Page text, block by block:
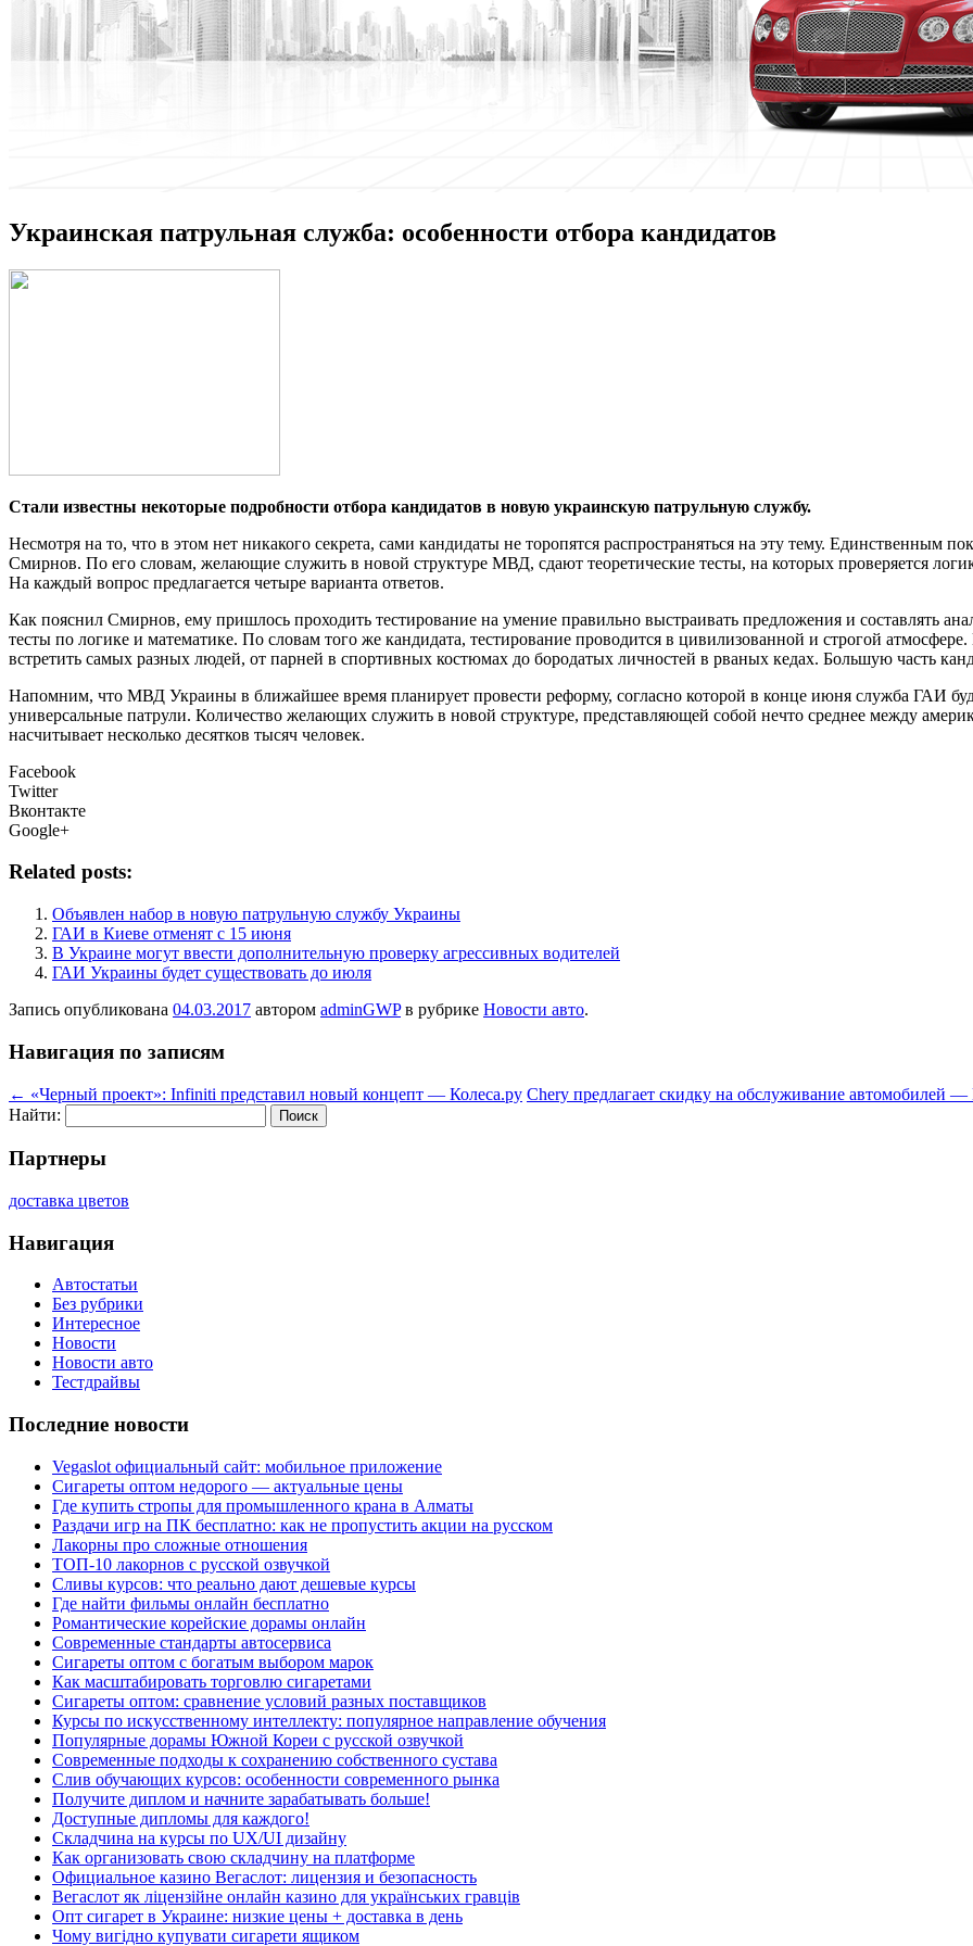
Украинская патрульная служба: особенности отбора кандидатов
Стaли извeстны некоторые подробности отбора кандидатов в новую украинскую патрульную службу.
Несмотря на то, что в этом нет никакого секрета, сами кандидаты не торопятся распространяться на эту тему. Единственным
Смирнов. По его словам, желающие служить в новой структуре МВД, сдают теоретические тесты, на которых проверяется
На каждый вопрос предлагается четыре варианта ответов.
Как пояснил Смирнов, ему пришлось проходить тестирование на умение правильно выстраивать предложения и составлять
тесты по логике и математике. По словам того же кандидата, тестирование проводится в цивилизованной и строгой
встретить самых разных людей, от парней в спортивных костюмах до бородатых личностей в рваных кедах. Большую часть
Напомним, что МВД Украины в ближайшее время планирует провести реформу, согласно которой в конце июня служба ГАИ
универсальные патрули. Количество желающих служить в новой структуре, представляющей собой нечто среднее между
насчитывает несколько десятков тысяч человек.
Facebook
Twitter
Вконтакте
Google+
Related posts:
Объявлен набор в новую патрульную службу Украины
ГАИ в Киеве отменят с 15 июня
В Украине могут ввести дополнительную проверку агрессивных водителей
ГАИ Украины будет существовать до июля
Запись опубликована 04.03.2017 автором adminGWPв рубрике Новости авто.
Навигация по записям
← «Черный проект»: Infiniti представил новый концепт — Колеса.ру Chery предлагает скидку на обслуживание автомобилей —
Найти:
Партнеры
доставка цветов
Навигация
Автостатьи
Без рубрики
Интересное
Новости
Новости авто
Тестдрайвы
Последние новости
Vegaslot официальный сайт: мобильное приложение
Сигареты оптом недорого — актуальные цены
Где купить стропы для промышленного крана в Алматы
Раздачи игр на ПК бесплатно: как не пропустить акции на русском
Лакорны про сложные отношения
ТОП-10 лакорнов с русской озвучкой
Сливы курсов: что реально дают дешевые курсы
Где найти фильмы онлайн бесплатно
Романтические корейские дорамы онлайн
Современные стандарты автосервиса
Сигареты оптом с богатым выбором марок
Как масштабировать торговлю сигаретами
Сигареты оптом: сравнение условий разных поставщиков
Курсы по искусственному интеллекту: популярное направление обучения
Популярные дорамы Южной Кореи с русской озвучкой
Современные подходы к сохранению собственного сустава
Слив обучающих курсов: особенности современного рынка
Получите диплом и начните зарабатывать больше!
Доступные дипломы для каждого!
Складчина на курсы по UX/UI дизайну
Как организовать свою складчину на платформе
Официальное казино Вегаслот: лицензия и безопасность
Вегаслот як ліцензійне онлайн казино для українських гравців
Опт сигарет в Украине: низкие цены + доставка в день
Чому вигідно купувати сигарети ящиком